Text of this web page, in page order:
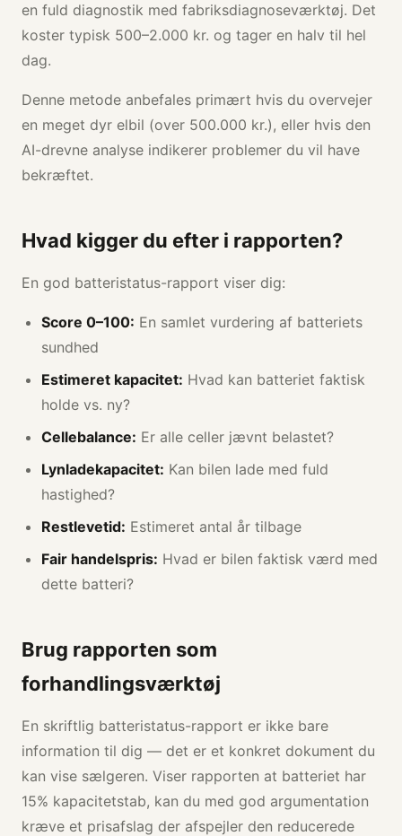
en fuld diagnostik med fabriksdiagnoseværktøj. Det
koster typisk 500–2.000 kr. og tager en halv til hel
dag.
Denne metode anbefales primært hvis du overvejer
en meget dyr elbil (over 500.000 kr.), eller hvis den
AI-drevne analyse indikerer problemer du vil have
bekræftet.
Hvad kigger du efter i rapporten?
En god batteristatus-rapport viser dig:
Score 0–100: En samlet vurdering af batteriets
sundhed
Estimeret kapacitet: Hvad kan batteriet faktisk
holde vs. ny?
Cellebalance: Er alle celler jævnt belastet?
Lynladekapacitet: Kan bilen lade med fuld
hastighed?
Restlevetid: Estimeret antal år tilbage
Fair handelspris: Hvad er bilen faktisk værd med
dette batteri?
Brug rapporten som
forhandlingsværktøj
En skriftlig batteristatus-rapport er ikke bare
information til dig — det er et konkret dokument du
kan vise sælgeren. Viser rapporten at batteriet har
15% kapacitetstab, kan du med god argumentation
kræve et prisafslag der afspejler den reducerede